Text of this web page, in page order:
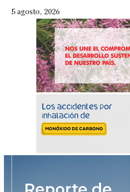
5 agosto, 2026